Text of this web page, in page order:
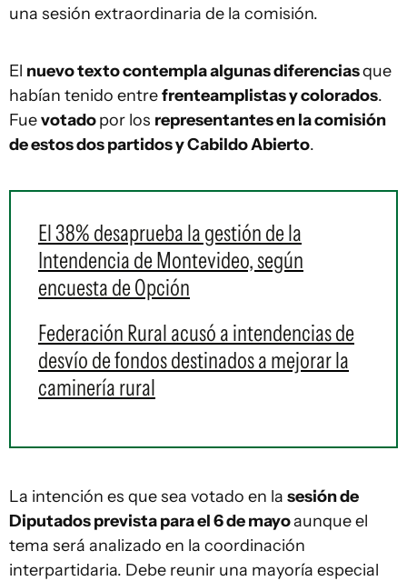
una sesión extraordinaria de la comisión.
El nuevo texto contempla algunas diferenciasque
habían tenido entrefrenteamplistas y colorados.
Fuevotadopor los representantes en la comisión
de estos dos partidos y Cabildo Abierto.
El 38% desaprueba la gestión de la
Intendencia de Montevideo, según
encuesta de Opción
Federación Rural acusó a intendencias de
desvío de fondos destinados a mejorar la
caminería rural
La intención es que sea votado en la sesión de
Diputados prevista para el 6 de mayoaunque el
tema será analizado en la coordinación
interpartidaria. Debe reunir una mayoría especial